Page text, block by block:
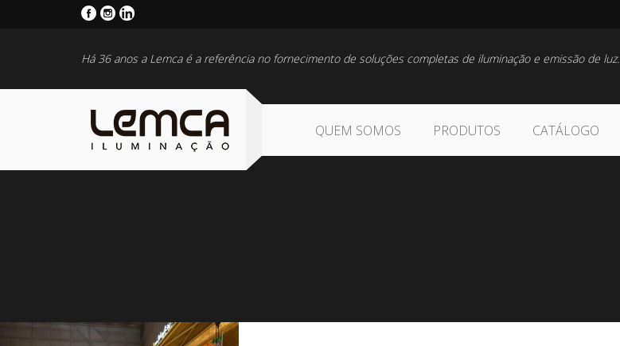
Há 36 anos a Lemca é a referência no fornecimento de soluções completas de iluminação e emissão de luz.
QUEM SOMOS PRODUTOS CATÁLOGO